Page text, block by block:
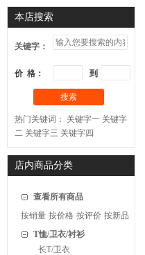
本店搜索
关键字：
价 格： 到
搜索
热门关键词： 关键字一 关键字
二 关键字三 关键字四
店内商品分类
查看所有商品
按销量 按价格 按评价 按新品
T恤/卫衣/衬衫
长T/卫衣
浪
打